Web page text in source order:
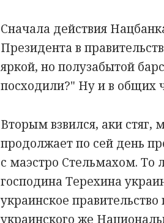
Сначала действия
Президента в
яркой, но полузабытой
посходили?" Ну и в общих
Вторым взвился, аки
продолжает по сей день
с маэстро Стельмахом. То
господина Терехина
украинское
украинского же